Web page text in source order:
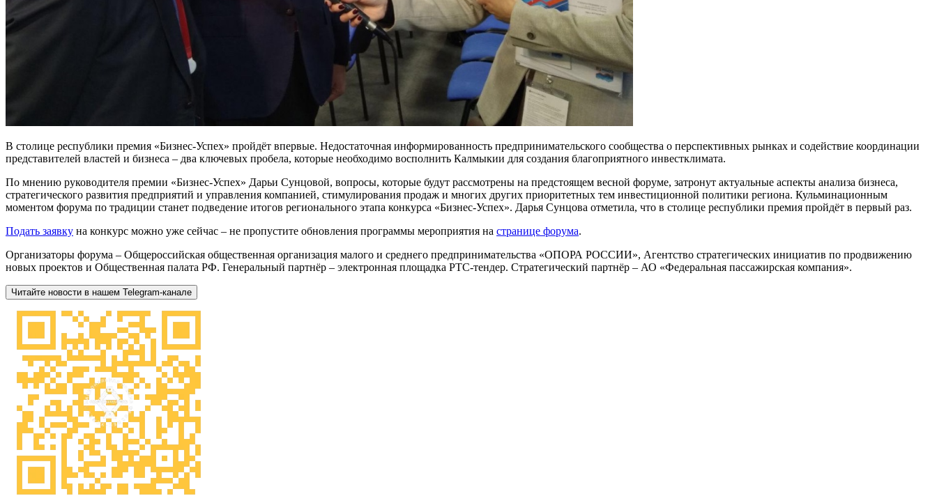
В столице республики премия «Бизнес-Успех» пройдёт впервые. Недостаточная информированность предпринимательского сообщества о перспективных рынках и содействие координации
представителей властей и бизнеса – два ключевых пробела, которые необходимо восполнить Калмыкии для создания благоприятного инвестклимата.
По мнению руководителя премии «Бизнес-Успех» Дарьи Сунцовой, вопросы, которые будут рассмотрены на предстоящем весной форуме, затронут актуальные аспекты анализа бизнеса,
стратегического развития предприятий и управления компанией, стимулирования продаж и многих других приоритетных тем инвестиционной политики региона. Кульминационным
моментом форума по традиции станет подведение итогов регионального этапа конкурса «Бизнес-Успех». Дарья Сунцова отметила, что в столице республики премия пройдёт в первый раз.
Подать заявку на конкурс можно уже сейчас – не пропустите обновления программы мероприятия на странице форума.
Организаторы форума – Общероссийская общественная организация малого и среднего предпринимательства «ОПОРА РОССИИ», Агентство стратегических инициатив по продвижению
новых проектов и Общественная палата РФ. Генеральный партнёр – электронная площадка РТС-тендер. Стратегический партнёр – АО «Федеральная пассажирская компания».
Читайте новости в нашем Telegram-канале